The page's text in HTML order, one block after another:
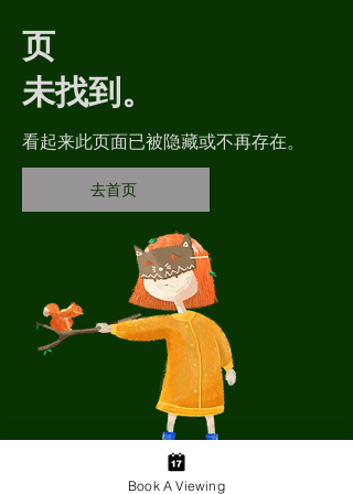
页
未找到。
看起来此页面已被隐藏或不再存在。
去首页
Book A Viewing